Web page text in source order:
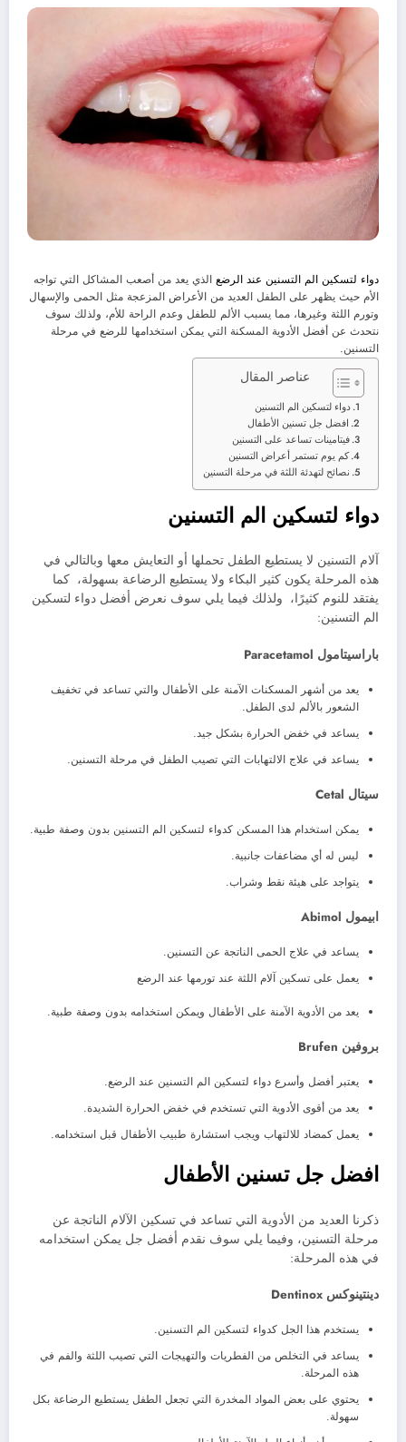
دواء لتسكين الم التسنين عند الرضع الذي يعد من أصعب المشاكل التي تواجه
الأم حيث يظهر على الطفل العديد من الأعراض المزعجة مثل الحمى والإسهال
وتورم اللثة وغيرها، مما يسبب الألم للطفل وعدم الراحة للأم، ولذلك سوف
نتحدث عن أفضل الأدوية المسكنة التي يمكن استخدامها للرضع في مرحلة
التسنين.
عناصر المقال
دواء لتسكين الم التسنين
افضل جل تسنين الأطفال
فيتامينات تساعد على التسنين
كم يوم تستمر أعراض التسنين
نصائح لتهدئة اللثة في مرحلة التسنين
دواء لتسكين الم التسنين
آلام التسنين لا يستطيع الطفل تحملها أو التعايش معها وبالتالي في
هذه المرحلة يكون كثير البكاء ولا يستطيع الرضاعة بسهولة، كما
يفتقد للنوم كثيرًا، ولذلك فيما يلي سوف نعرض أفضل دواء لتسكين
الم التسنين:
باراسيتامول Paracetamol
يعد من أشهر المسكنات الآمنة على الأطفال والتي تساعد في تخفيف
الشعور بالألم لدى الطفل.
يساعد في خفض الحرارة بشكل جيد.
يساعد في علاج الالتهابات التي تصيب الطفل في مرحلة التسنين.
سيتال Cetal
يمكن استخدام هذا المسكن كدواء لتسكين الم التسنين بدون وصفة طبية.
ليس له أي مضاعفات جانبية.
يتواجد على هيئة نقط وشراب.
ابيمول Abimol
يساعد في علاج الحمى الناتجة عن التسنين.
يعمل على تسكين آلام اللثة عند تورمها عند الرضع
يعد من الأدوية الآمنة على الأطفال ويمكن استخدامه بدون وصفة طبية.
بروفين Brufen
يعتبر أفضل وأسرع دواء لتسكين الم التسنين عند الرضع.
يعد من أقوى الأدوية التي تستخدم في خفض الحرارة الشديدة.
يعمل كمضاد للالتهاب ويجب استشارة طبيب الأطفال قبل استخدامه.
افضل جل تسنين الأطفال
ذكرنا العديد من الأدوية التي تساعد في تسكين الآلام الناتجة عن
مرحلة التسنين، وفيما يلي سوف نقدم أفضل جل يمكن استخدامه
في هذه المرحلة:
دينتينوكس Dentinox
يستخدم هذا الجل كدواء لتسكين الم التسنين.
يساعد في التخلص من الفطريات والتهيجات التي تصيب اللثة والفم في
هذه المرحلة.
يحتوي على بعض المواد المخدرة التي تجعل الطفل يستطيع الرضاعة بكل
سهولة.